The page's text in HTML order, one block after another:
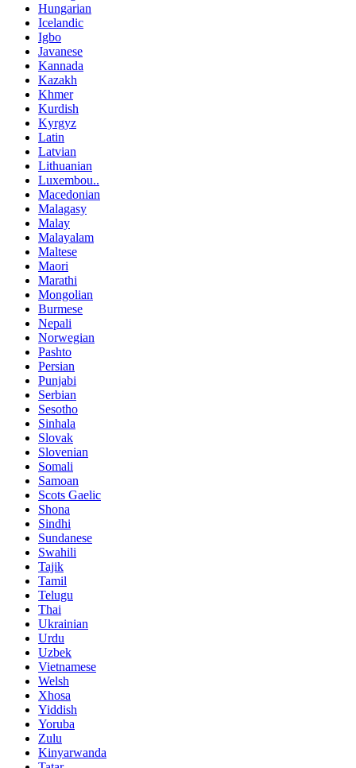
Hungarian
Icelandic
Igbo
Javanese
Kannada
Kazakh
Khmer
Kurdish
Kyrgyz
Latin
Latvian
Lithuanian
Luxembou..
Macedonian
Malagasy
Malay
Malayalam
Maltese
Maori
Marathi
Mongolian
Burmese
Nepali
Norwegian
Pashto
Persian
Punjabi
Serbian
Sesotho
Sinhala
Slovak
Slovenian
Somali
Samoan
Scots Gaelic
Shona
Sindhi
Sundanese
Swahili
Tajik
Tamil
Telugu
Thai
Ukrainian
Urdu
Uzbek
Vietnamese
Welsh
Xhosa
Yiddish
Yoruba
Zulu
Kinyarwanda